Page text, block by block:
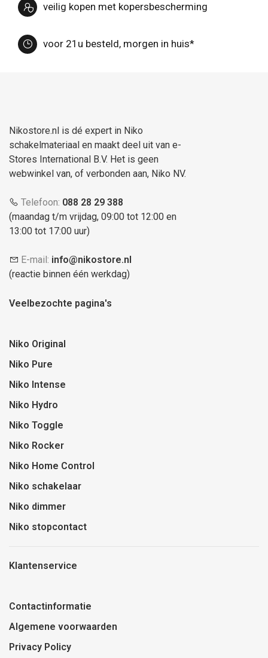
veilig kopen met kopersbescherming
voor 21u besteld, morgen in huis*
Nikostore.nl is dé expert in Niko
schakelmateriaal en maakt deel uit van e-
Stores International B.V. Het is geen
webwinkel van, of verbonden aan, Niko NV.
Telefoon: 088 28 29 388
(maandag t/m vrijdag, 09:00 tot 12:00 en
13:00 tot 17:00 uur)
E-mail: info@nikostore.nl
(reactie binnen één werkdag)
Veelbezochte pagina's
Niko Original
Niko Pure
Niko Intense
Niko Hydro
Niko Toggle
Niko Rocker
Niko Home Control
Niko schakelaar
Niko dimmer
Niko stopcontact
Klantenservice
Contactinformatie
Algemene voorwaarden
Privacy Policy